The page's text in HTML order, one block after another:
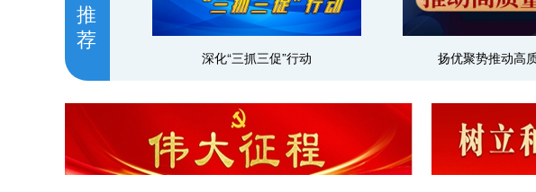
推
荐
深化“三抓三促”行动 扬优聚势推动高质量发展